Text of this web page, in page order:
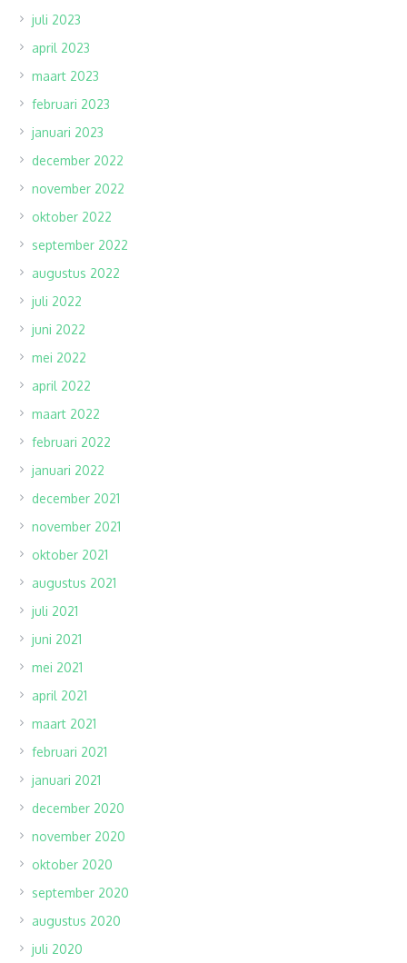
juli 2023
april 2023
maart 2023
februari 2023
januari 2023
december 2022
november 2022
oktober 2022
september 2022
augustus 2022
juli 2022
juni 2022
mei 2022
april 2022
maart 2022
februari 2022
januari 2022
december 2021
november 2021
oktober 2021
augustus 2021
juli 2021
juni 2021
mei 2021
april 2021
maart 2021
februari 2021
januari 2021
december 2020
november 2020
oktober 2020
september 2020
augustus 2020
juli 2020